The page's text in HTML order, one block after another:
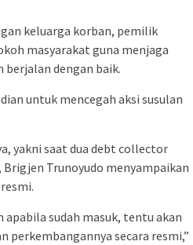
keluarga korban, pemilik
masyarakat guna menjaga
dengan baik.
untuk mencegah aksi susulan
yakni saat dua debt collector
Trunoyudo menyampaikan
sudah masuk, tentu akan
secara resmi,”